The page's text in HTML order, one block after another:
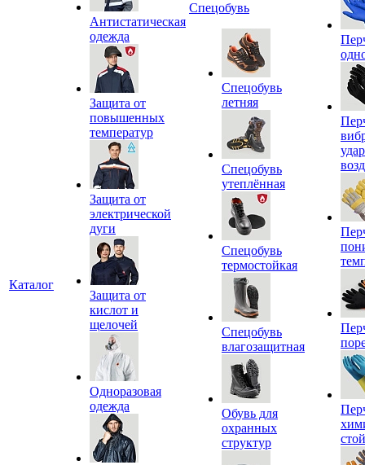
Каталог
Антистатическая
одежда
Защита от
повышенных
температур
Защита от
электрической
дуги
Защита от
кислот и
щелочей
Одноразовая
одежда
Спецобувь
Спецобувь
летняя
Спецобувь
утеплённая
Спецобувь
термостойкая
Спецобувь
влагозащитная
Обувь для
охранных
структур